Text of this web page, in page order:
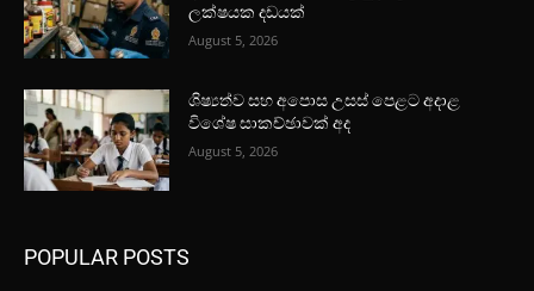
ලක්ෂයක දඩයක්
August 5, 2026
ශිෂ්‍යත්ව සහ අපොස උසස් පෙළට අදාළ
විශේෂ සාකච්ඡාවක් අද
August 5, 2026
POPULAR POSTS